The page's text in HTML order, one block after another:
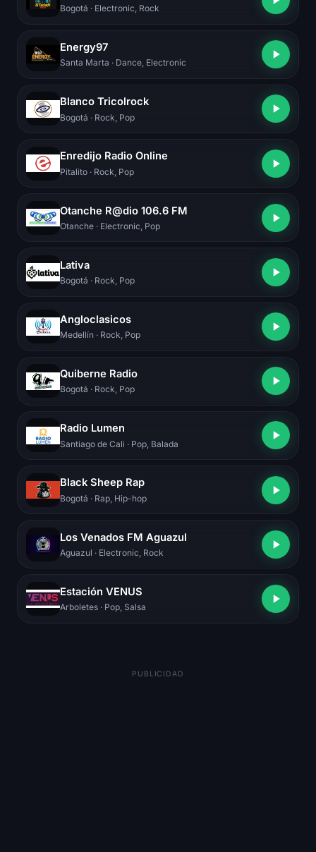
Bogotá · Electronic, Rock
Energy97
Santa Marta · Dance, Electronic
Blanco Tricolrock
Bogotá · Rock, Pop
Enredijo Radio Online
Pitalito · Rock, Pop
Otanche R@dio 106.6 FM
Otanche · Electronic, Pop
Lativa
Bogotá · Rock, Pop
Angloclasicos
Medellín · Rock, Pop
Quiberne Radio
Bogotá · Rock, Pop
Radio Lumen
Santiago de Cali · Pop, Balada
Black Sheep Rap
Bogotá · Rap, Hip-hop
Los Venados FM Aguazul
Aguazul · Electronic, Rock
Estación VENUS
Arboletes · Pop, Salsa
PUBLICIDAD